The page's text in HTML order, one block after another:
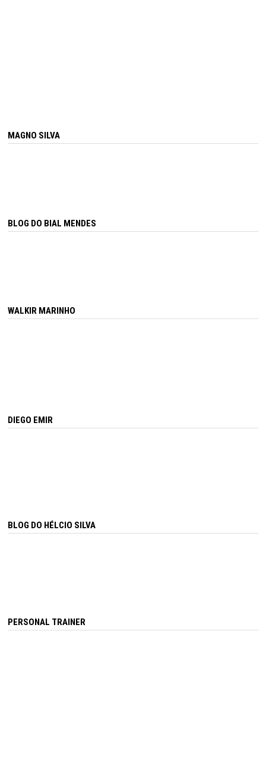
MAGNO SILVA
BLOG DO BIAL MENDES
WALKIR MARINHO
DIEGO EMIR
BLOG DO HÉLCIO SILVA
PERSONAL TRAINER